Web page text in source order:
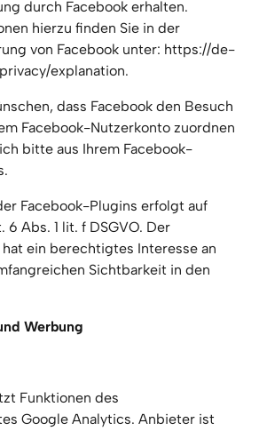
durch Facebook erhalten.
hierzu finden Sie in der
von Facebook unter: https://de-
explanation.
dass Facebook den Besuch
Facebook-Nutzerkonto zuordnen
bitte aus Ihrem Facebook-
Facebook-Plugins erfolgt auf
6 Abs. 1 lit. f DSGVO. Der
ein berechtigtes Interesse an
Sichtbarkeit in den
Werbung
Funktionen des
Google Analytics. Anbieter ist